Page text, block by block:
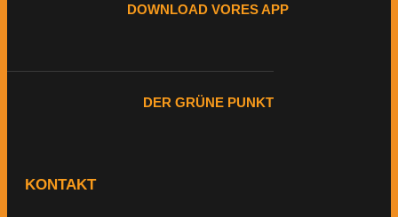
DOWNLOAD VORES APP
DER GRÜNE PUNKT
KONTAKT